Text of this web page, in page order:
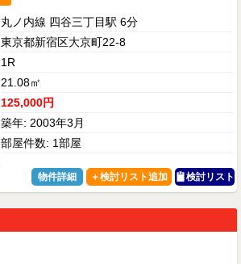
丸ノ内線 四谷三丁目駅 6分
東京都新宿区大京町22-8
1R
21.08㎡
125,000円
築年: 2003年3月
部屋件数: 1部屋
物件詳細 検討リスト